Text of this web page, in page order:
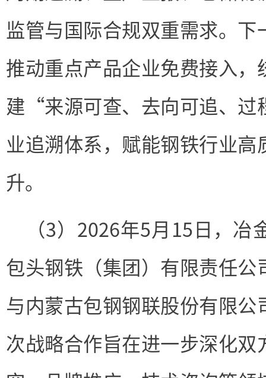
监管与国际合规双重需求。
推动重点产品企业免费接入，
建“来源可查、去向可追、
业追溯体系，赋能钢铁行业
升。
（3）2026年5月15日，冶
包头钢铁（集团）有限责任公
与内蒙古包钢钢联股份有限公
次战略合作旨在进一步深化双